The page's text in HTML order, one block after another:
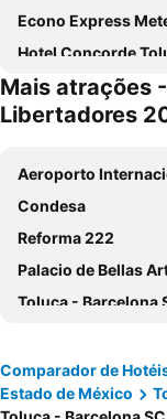
Econo Express
Hotel Concorde
Hotel Don Simón
Hotel San Francisco
Courtyard by Marriott
Mais atrações
Libertadores
Aeroporto Internacional da
Condesa
Reforma 222
Palacio de Bellas
Toluca - Barcelona SC - Copa
Basilica de
Mexico City
Comparador de
Estado de México